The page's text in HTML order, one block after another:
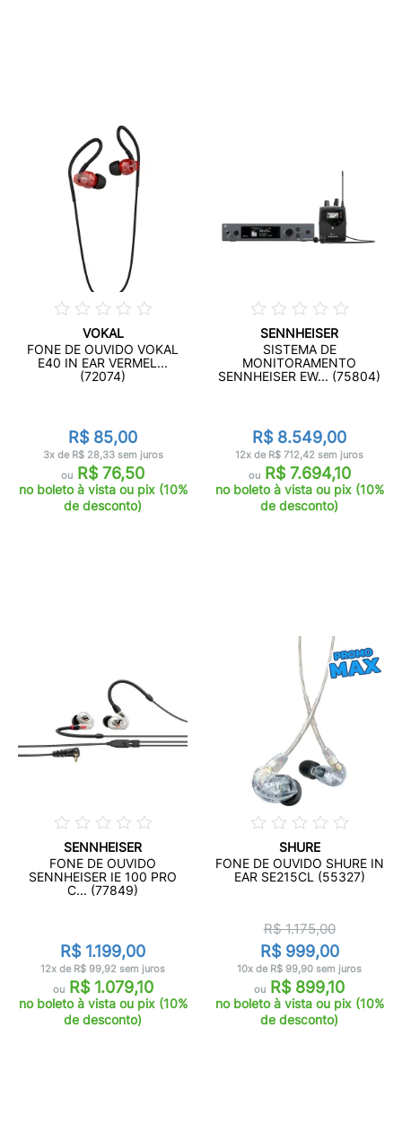
VOKAL
FONE DE OUVIDO VOKAL
E40 IN EAR VERMEL...
(72074)
R$ 85,00
3x de R$ 28,33 sem juros
ou R$ 76,50
no boleto à vista ou pix (10%
de desconto)
SENNHEISER
SISTEMA DE
MONITORAMENTO
SENNHEISER EW... (75804)
R$ 8.549,00
12x de R$ 712,42 sem juros
ouR$ 7.694,10
no boleto à vista ou pix (10%
de desconto)
SENNHEISER
FONE DE OUVIDO
SENNHEISER IE 100 PRO
C... (77849)
R$ 1.199,00
12x de R$ 99,92 sem juros
ouR$ 1.079,10
no boleto à vista ou pix (10%
de desconto)
SHURE
FONE DE OUVIDO SHURE IN
EAR SE215CL (55327)
R$ 1.175,00
R$ 999,00
10x de R$ 99,90 sem juros
ou R$ 899,10
no boleto à vista ou pix (10%
de desconto)